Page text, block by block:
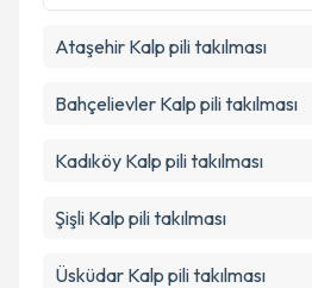
Takvim
Ataşehir Kalp pili takılması
Bahçelievler Kalp pili takılması
Kadıköy Kalp pili takılması
Şişli Kalp pili takılması
Üsküdar Kalp pili takılması